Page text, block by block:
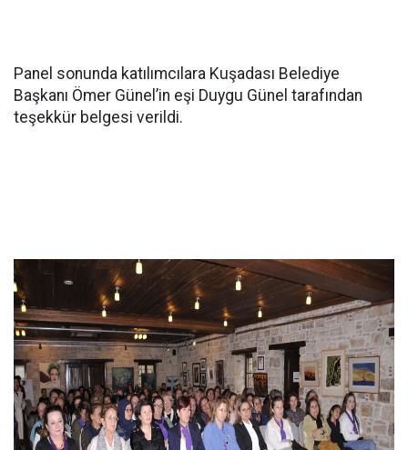
Panel sonunda katılımcılara Kuşadası Belediye
Başkanı Ömer Günel’in eşi Duygu Günel tarafından
teşekkür belgesi verildi.